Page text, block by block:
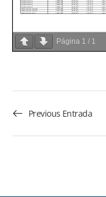
Página 1 / 1
Previous Entrada